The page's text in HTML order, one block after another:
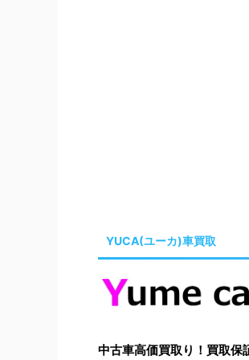
YUCA(ユーカ)車買取
中古車高価買取り！買取